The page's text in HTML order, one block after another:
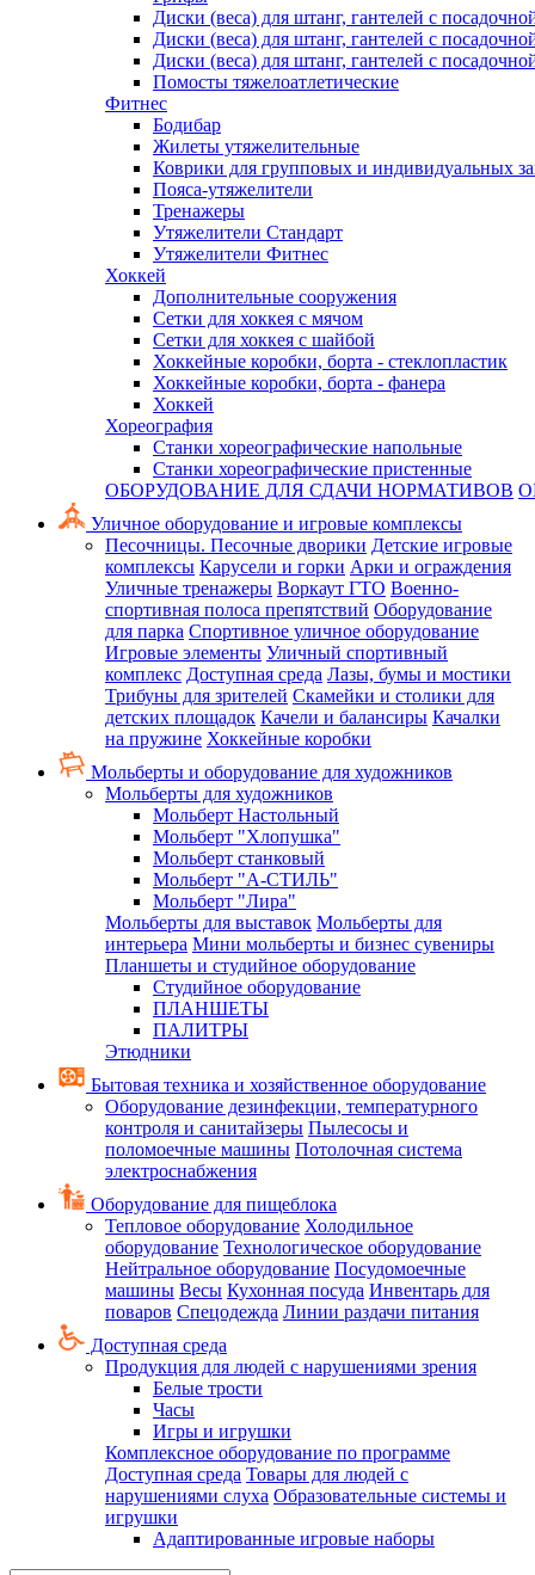
Диски (веса) для штанг, гантелей с
Диски (веса) для штанг, гантелей с
Диски (веса) для штанг, гантелей с
Помосты тяжелоатлетические
Фитнес
Бодибар
Жилеты утяжелительные
Коврики для групповых и индивидуальных
Пояса-утяжелители
Тренажеры
Утяжелители Стандарт
Утяжелители Фитнес
Хоккей
Дополнительные сооружения
Сетки для хоккея с мячом
Сетки для хоккея с шайбой
Хоккейные коробки, борта - стеклопластик
Хоккейные коробки, борта - фанера
Хоккей
Хореография
Станки хореографические напольные
Станки хореографические пристенные
ОБОРУДОВАНИЕ ДЛЯ СДАЧИ НОРМАТИВОВ
Уличное оборудование и игровые комплексы
Песочницы. Песочные дворики Детские игровые
комплексы Карусели и горки Арки и ограждения
Уличные тренажеры Воркаут ГТО Военно-
спортивная полоса препятствий Оборудование
для парка Спортивное уличное оборудование
Игровые элементы Уличный спортивный
комплекс Доступная среда Лазы, бумы и мостики
Трибуны для зрителей Скамейки и столики для
детских площадок Качели и балансиры Качалки
на пружине Хоккейные коробки
Мольберты и оборудование для художников
Мольберты для художников
Мольберт Настольный
Мольберт "Хлопушка"
Мольберт станковый
Мольберт "А-СТИЛЬ"
Мольберт "Лира"
Мольберты для выставок Мольберты для
интерьера Мини мольберты и бизнес сувениры
Планшеты и студийное оборудование
Студийное оборудование
ПЛАНШЕТЫ
ПАЛИТРЫ
Этюдники
Бытовая техника и хозяйственное оборудование
Оборудование дезинфекции, температурного
контроля и санитайзеры Пылесосы и
поломоечные машины Потолочная система
электроснабжения
Оборудование для пищеблока
Тепловое оборудование Холодильное
оборудование Технологическое оборудование
Нейтральное оборудование Посудомоечные
машины Весы Кухонная посуда Инвентарь для
поваров Спецодежда Линии раздачи питания
Доступная среда
Продукция для людей с нарушениями зрения
Белые трости
Часы
Игры и игрушки
Комплексное оборудование по программе
Доступная среда Товары для людей с
нарушениями слуха Образовательные системы и
игрушки
Адаптированные игровые наборы